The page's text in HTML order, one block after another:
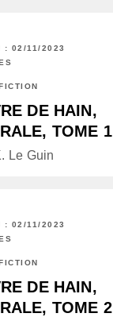
: 02/11/2023
DE HAIN,
TOME 1
Le Guin
: 02/11/2023
DE HAIN,
TOME 2